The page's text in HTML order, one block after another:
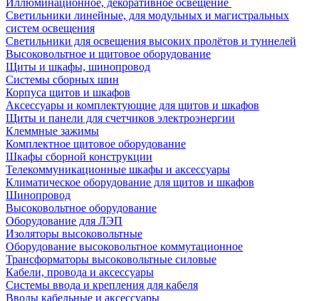
Иллюминационное, декоративное освещение
Светильники линейные, для модульных и магистральных
систем освещения
Светильники для освещения высоких пролётов и туннелей
Высоковольтное и щитовое оборудование
Щиты и шкафы, шинопровод
Системы сборных шин
Корпуса щитов и шкафов
Аксессуары и комплектующие для щитов и шкафов
Щиты и панели для счетчиков электроэнергии
Клеммные зажимы
Комплектное щитовое оборудование
Шкафы сборной конструкции
Телекоммуникационные шкафы и аксессуары
Климатическое оборудование для щитов и шкафов
Шинопровод
Высоковольтное оборудование
Оборудование для ЛЭП
Изоляторы высоковольтные
Оборудование высоковольтное коммутационное
Трансформаторы высоковольтные силовые
Кабели, провода и аксессуары
Системы ввода и крепления для кабеля
Вводы кабельные и аксессуары